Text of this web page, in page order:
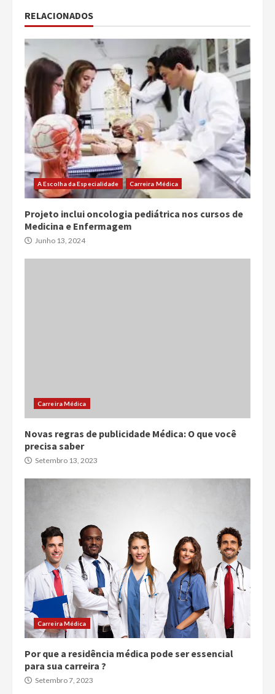
RELACIONADOS
A Escolha da Especialidade Carreira Médica
Projeto inclui oncologia pediátrica nos cursos de
Medicina e Enfermagem
Junho 13, 2024
Carreira Médica
Novas regras de publicidade Médica: O que você
precisa saber
Setembro 13, 2023
Carreira Médica
Por que a residência médica pode ser essencial
para sua carreira ?
Setembro 7, 2023